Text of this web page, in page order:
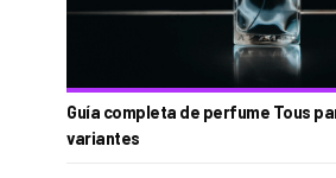
Guía completa de perfume Tous
variantes